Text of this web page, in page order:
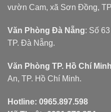
vườn Cam, xã Sơn Đồng,
Văn Phòng Đà Nẵng: Số
TP. Đà Nẵng.
Văn Phòng TP. Hồ Chí Minh
An, TP. Hồ Chí Minh.
Hotline: 0965.897.598